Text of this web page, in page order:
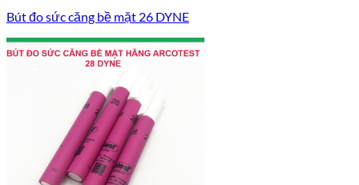
Bút đo sức căng bề mặt 26 DYNE